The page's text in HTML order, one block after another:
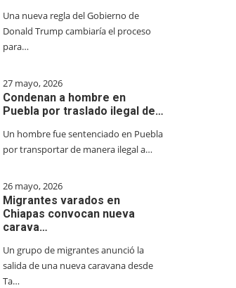
Una nueva regla del Gobierno de
Donald Trump cambiaría el proceso
para…
27 mayo, 2026
Condenan a hombre en
Puebla por traslado ilegal de…
Un hombre fue sentenciado en Puebla
por transportar de manera ilegal a…
26 mayo, 2026
Migrantes varados en
Chiapas convocan nueva
carava…
Un grupo de migrantes anunció la
salida de una nueva caravana desde
Ta…